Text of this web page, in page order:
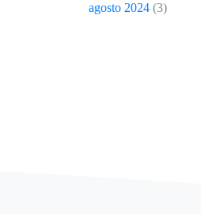
agosto 2024 (3)